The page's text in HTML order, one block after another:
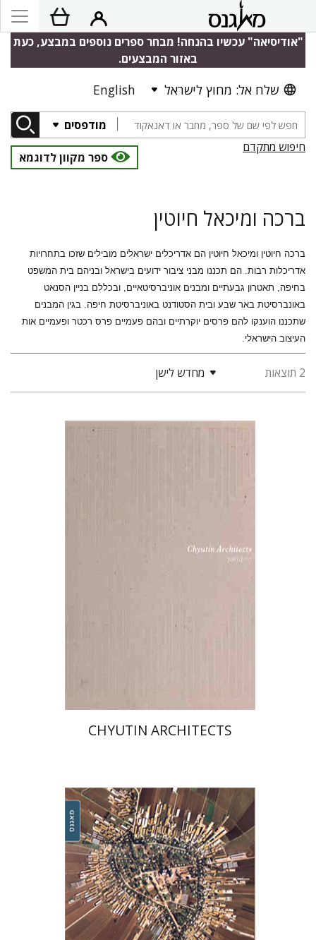
"אודיסיאה" עכשיו בהנחה! מבחר ספרים נוספים במבצע, כעת
באזור המבצעים.
שלח אל: מחוץ לישראל English
מודפסים
חיפוש מתקדם
ספר מקוון לדוגמא
ברכה ומיכאל חיוטין
ברכה חיוטין ומיכאל חיוטין הם אדריכלים ישראלים מובילים שזכו בתחרויות
אדריכלות רבות. הם תכננו מבני ציבור ידועים בישראל ובניהם בית המשפט
בחיפה, תאטרון גבעתיים ומבנים אוניברסיטאיים, ובכללם בניין הסנאט
באונברסיטת באר שבע ובית הסטודנט באוניברסיטת חיפה. בגין המבנים
שתכננו הוענקו להם פרסים יוקרתיים ובהם פעמיים פרס רכטר ופעמיים אות
העיצוב הישראלי.
2 תוצאות מחדש לישן
CHYUTIN ARCHITECTS
ברכה ומיכאל חיוטין